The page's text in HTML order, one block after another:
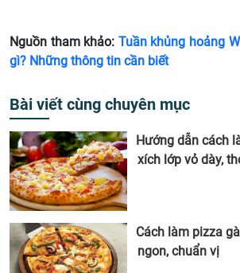
Nguồn tham khảo: Tuần khủng hoảng
gì? Những thông tin cần biết
Bài viết cùng chuyên mục
Hướng dẫn cách
xích lớp vỏ dày,
Cách làm pizza
ngon, chuẩn vị